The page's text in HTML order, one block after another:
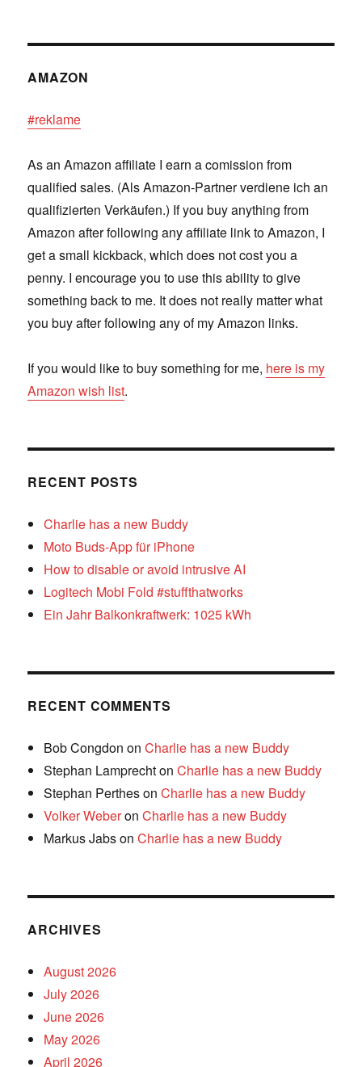
AMAZON
#reklame
As an Amazon affiliate I earn a comission from
qualified sales. (Als Amazon-Partner verdiene ich an
qualifizierten Verkäufen.) If you buy anything from
Amazon after following any affiliate link to Amazon, I
get a small kickback, which does not cost you a
penny. I encourage you to use this ability to give
something back to me. It does not really matter what
you buy after following any of my Amazon links.
If you would like to buy something for me, here is my
Amazon wish list.
RECENT POSTS
Charlie has a new Buddy
Moto Buds-App für iPhone
How to disable or avoid intrusive AI
Logitech Mobi Fold #stuffthatworks
Ein Jahr Balkonkraftwerk: 1025 kWh
RECENT COMMENTS
Bob Congdon onCharlie has a new Buddy
Stephan LamprechtonCharlie has a new Buddy
Stephan PerthesonCharlie has a new Buddy
Volker WeberonCharlie has a new Buddy
Markus JabsonCharlie has a new Buddy
ARCHIVES
August 2026
July 2026
June 2026
May 2026
April 2026